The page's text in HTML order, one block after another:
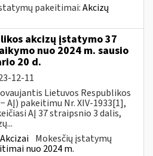
pakeitimai:Akcizų
akcizų įstatymo 37
nuo 2024 m. sausio
20 d.
12-11
Lietuvos Respublikos
pakeitimu Nr. XIV-1933[1],
AĮ 37 straipsnio 3 dalis,
Akcizai Mokesčių įstatymų
nuo 2024 m.